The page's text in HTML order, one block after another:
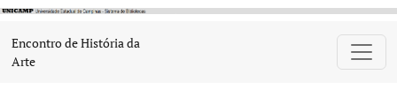
O renascimento da astrologia tardo antiga: o imaginário
Encontro de História da
Arte